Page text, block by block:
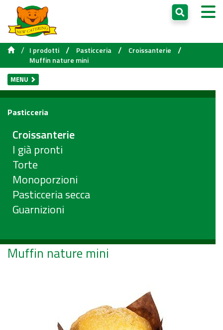
/ I prodotti / Pasticceria / Croissanterie /
Muffin nature mini
MENU
Pasticceria
Croissanterie
I già pronti
Torte
Monoporzioni
Pasticceria secca
Guarnizioni
Muffin nature mini